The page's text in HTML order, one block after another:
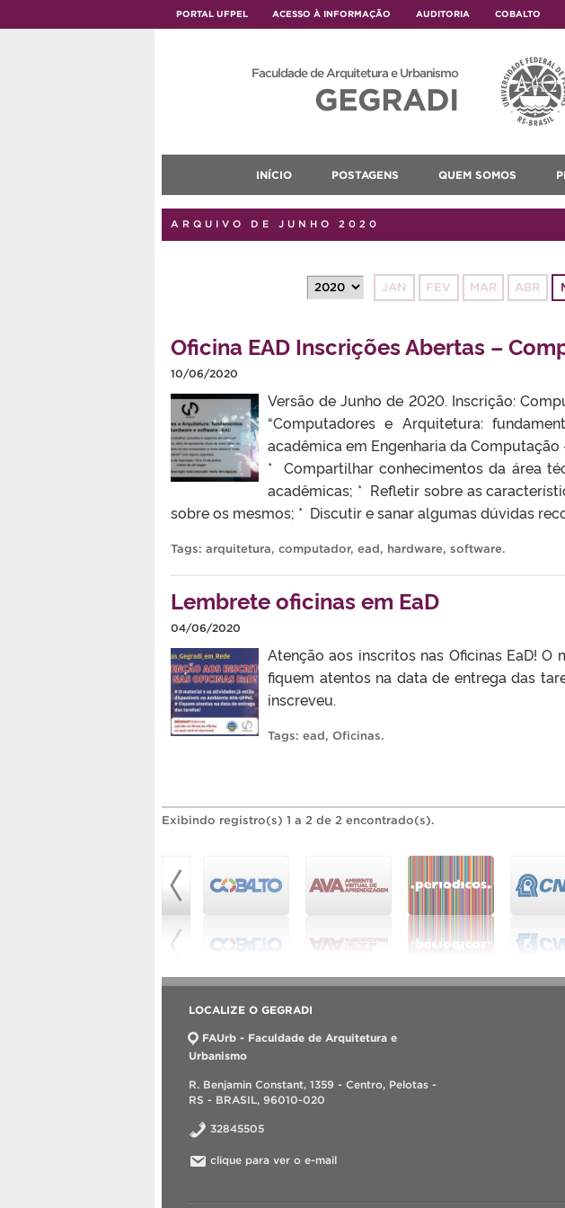
PORTAL UFPEL ACESSO À INFORMAÇÃO AUDITORIA COBALTO
Faculdade de Arquitetura e Urbanismo
GEGRADI
INÍCIO POSTAGENS QUEM SOMOS
ARQUIVO DE JUNHO 2020
JAN FEV MAR ABR
Oficina EAD Inscrições Abertas –
10/06/2020
Versão de Junho de 2020. Inscrição:
“Computadores e Arquitetura:
acadêmica em Engenharia da
* Compartilhar conhecimentos da área
acadêmicas; * Refletir sobre as
sobre os mesmos; * Discutir e sanar algumas dúvidas
Tags: arquitetura, computador, ead, hardware, software.
Lembrete oficinas em EaD
04/06/2020
Atenção aos inscritos nas Oficinas EaD!
fiquem atentos na data de entrega das
inscreveu.
Tags: ead, Oficinas.
Exibindo registro(s) 1 a 2 de 2 encontrado(s).
LOCALIZE O GEGRADI
FAUrb - Faculdade de Arquitetura e
Urbanismo
R. Benjamin Constant, 1359 - Centro, Pelotas -
RS - BRASIL, 96010-020
32845505
clique para ver o e-mail